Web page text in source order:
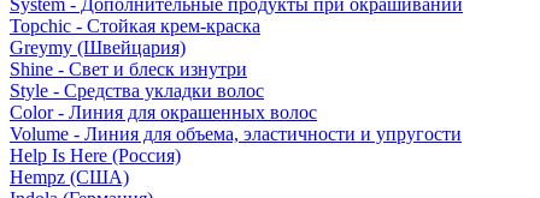
System - Дополнительные продукты при окрашивании
Topchic - Стойкая крем-краска
Greymy (Швейцария)
Shine - Свет и блеск изнутри
Style - Средства укладки волос
Color - Линия для окрашенных волос
Volume - Линия для объема, эластичности и упругости
Help Is Here (Россия)
Hempz (США)